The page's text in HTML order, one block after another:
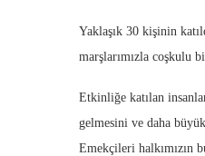
Yaklaşık 30 kişinin
marşlarımızla coşkulu
Etkinliğe katılan
gelmesini ve daha
Emekçileri halkımızın